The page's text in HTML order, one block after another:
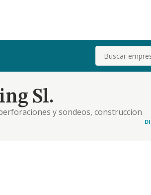
Buscar
Sl.
y sondeos, construccion
tecnicos de ingenieria y otras